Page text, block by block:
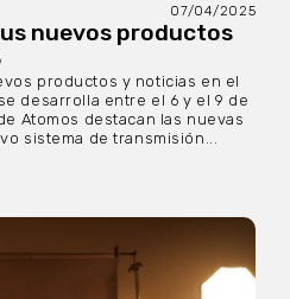
07/04/2025
nuevos productos
productos y noticias en el
desarrolla entre el 6 y el 9 de
Atomos destacan las nuevas
sistema de transmisión...